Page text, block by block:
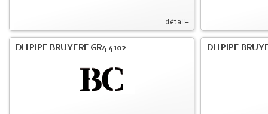
détail+
DH PIPE BRUYERE GR4 4102 DH PIPE